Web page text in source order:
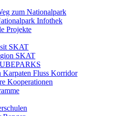
zum Nationalpark
Infothek
Projekte
SKAT
SKAT
Karpaten Fluss Korridor
Kooperationen